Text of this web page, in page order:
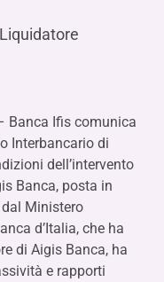
Banca Ifis comunica
Interbancario di
dell’intervento
Banca, posta in
Ministero
d’Italia, che ha
di Aigis Banca, ha
e rapporti